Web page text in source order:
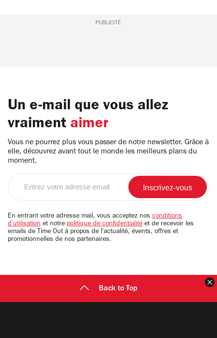
PUBLICITÉ
Un e-mail que vous allez
vraiment aimer
Vous ne pourrez plus vous passer de notre newsletter. Grâce à
elle, découvrez avant tout le monde les meilleurs plans du
moment.
email
En entrant votre adresse mail, vous acceptez nos conditions
d'utilisation et notre politique de confidentialité et de recevoir les
emails de Time Out à propos de l'actualité, évents, offres et
promotionnelles de nos partenaires.
Back to Top